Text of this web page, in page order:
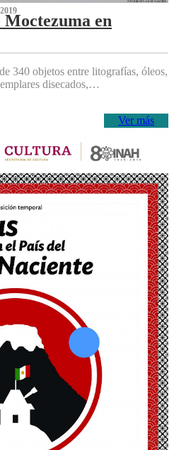
en
340 objetos entre litografías, óleos,
disecados,…
Ver más